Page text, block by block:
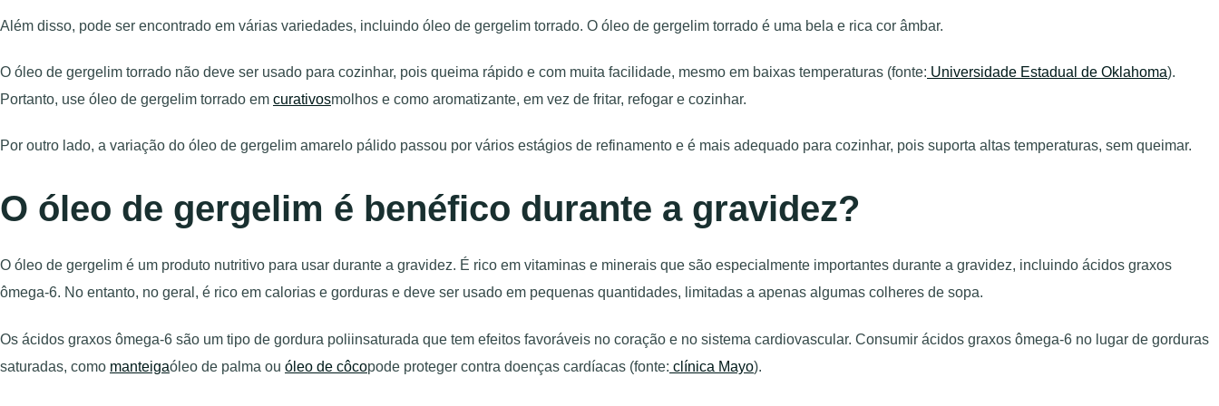
Além disso, pode ser encontrado em várias variedades, incluindo óleo de gergelim torrado. O óleo de gergelim torrado é uma bela e rica cor âmbar.
O óleo de gergelim torrado não deve ser usado para cozinhar, pois queima rápido e com muita facilidade, mesmo em baixas temperaturas (fonte: Universidade Estadual de Oklahoma).
Portanto, use óleo de gergelim torrado em curativosmolhos e como aromatizante, em vez de fritar, refogar e cozinhar.
Por outro lado, a variação do óleo de gergelim amarelo pálido passou por vários estágios de refinamento e é mais adequado para cozinhar, pois suporta altas temperaturas, sem queimar.
O óleo de gergelim é benéfico durante a gravidez?
O óleo de gergelim é um produto nutritivo para usar durante a gravidez. É rico em vitaminas e minerais que são especialmente importantes durante a gravidez, incluindo ácidos graxos
ômega-6. No entanto, no geral, é rico em calorias e gorduras e deve ser usado em pequenas quantidades, limitadas a apenas algumas colheres de sopa.
Os ácidos graxos ômega-6 são um tipo de gordura poliinsaturada que tem efeitos favoráveis ​​no coração e no sistema cardiovascular. Consumir ácidos graxos ômega-6 no lugar de gorduras
saturadas, como manteigaóleo de palma ou óleo de côcopode proteger contra doenças cardíacas (fonte: clínica Mayo).